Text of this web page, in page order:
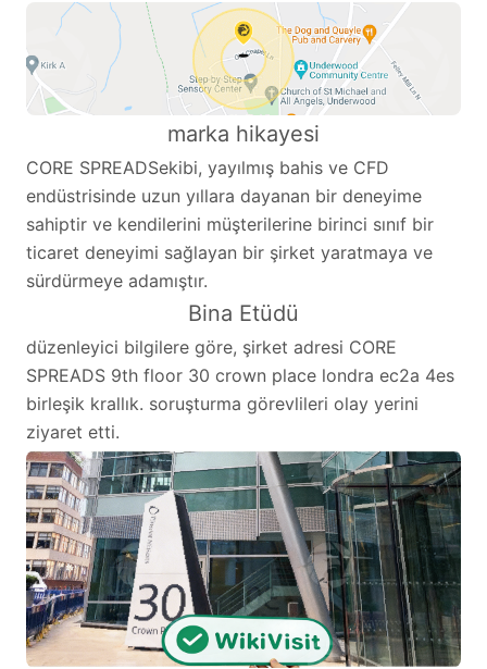
marka hikayesi
CORE SPREADSekibi, yayılmış bahis ve CFD
endüstrisinde uzun yıllara dayanan bir deneyime
sahiptir ve kendilerini müşterilerine birinci sınıf bir
ticaret deneyimi sağlayan bir şirket yaratmaya ve
sürdürmeye adamıştır.
Bina Etüdü
düzenleyici bilgilere göre, şirket adresi CORE
SPREADS 9th floor 30 crown place londra ec2a 4es
birleşik krallık. soruşturma görevlileri olay yerini
ziyaret etti.